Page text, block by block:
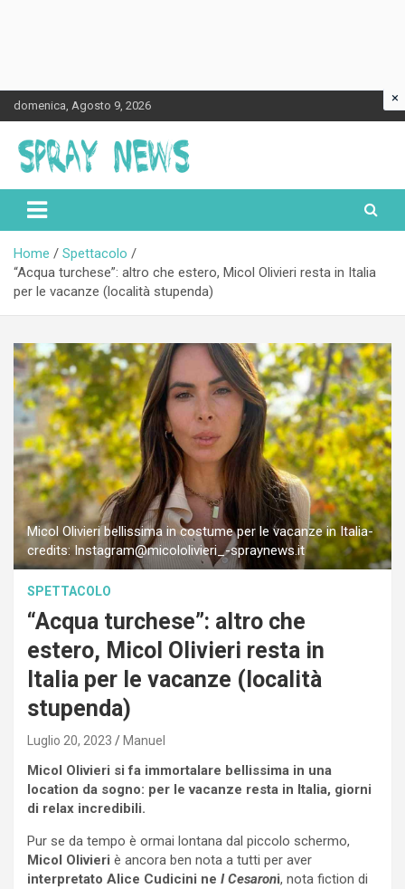
Skip
to
content
domenica, Agosto 9, 2026
Spraynews.it
Home
Spettacolo
“Acqua turchese”: altro che estero, Micol Olivieri resta in Italia
per le vacanze (località stupenda)
Micol Olivieri bellissima in costume per le vacanze in Italia-
credits: Instagram@micololivieri_-spraynews.it
SPETTACOLO
“Acqua turchese”: altro che
estero, Micol Olivieri resta in
Italia per le vacanze (località
stupenda)
Luglio 20, 2023 Manuel
Micol Olivieri si fa immortalare bellissima in una
location da sogno: per le vacanze resta in Italia, giorni
di relax incredibili.
Pur se da tempo è ormai lontana dal piccolo schermo,
Micol Olivieri è ancora ben nota a tutti per aver
interpretato Alice Cudicini ne I Cesaroni, nota fiction di
×